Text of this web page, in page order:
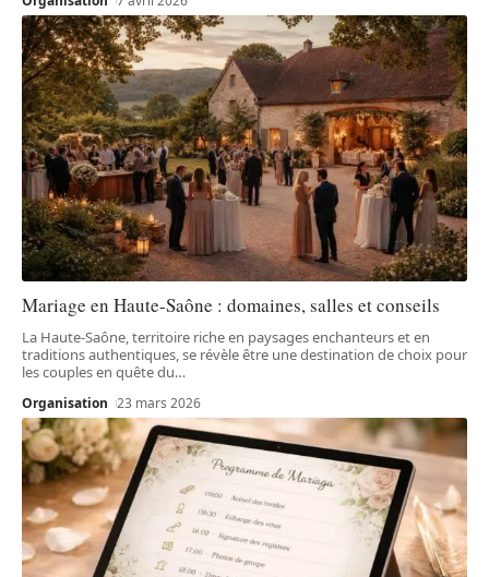
Mariage en Haute-Saône : domaines, salles et conseils
La Haute-Saône, territoire riche en paysages enchanteurs et en
traditions authentiques, se révèle être une destination de choix pour
les couples en quête du…
Organisation 23 mars 2026